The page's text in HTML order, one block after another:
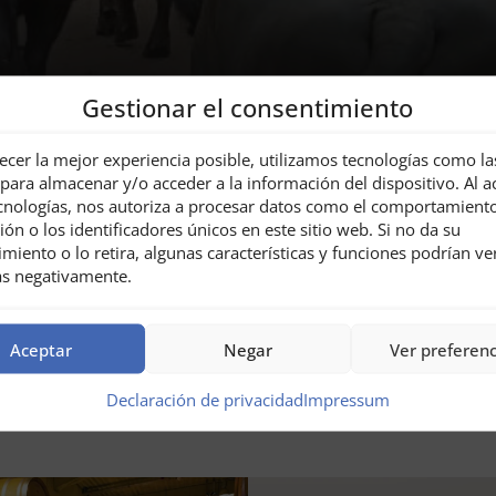
Gestionar el consentimiento
la mejor experiencia posible, utilizamos tecnologías como
almacenar y/o acceder a la información del dispositivo. Al
nos autoriza a procesar datos como el
o los identificadores únicos en este sitio web. Si no da su
o lo retira, algunas características y funciones podrían
negativamente.
Aceptar Negar Ver
Declaración de privacidadImpressum
todo el año
Acérquese a nuestros búfalos, cerdos y gallinas.